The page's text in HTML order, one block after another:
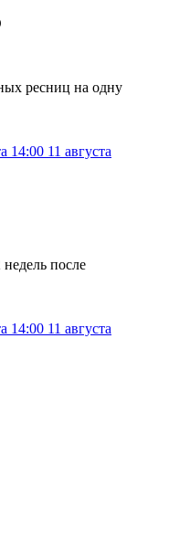
ресниц на одну
14:00 11 августа
после
14:00 11 августа